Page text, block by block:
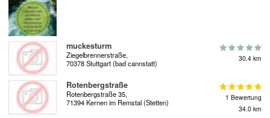
muckesturm
Ziegelbrennerstraße,
70378 Stuttgart (bad cannstatt)
30.4 km
Rotenbergstraße
Rotenbergstraße 35,
71394 Kernen im Remstal (Stetten)
1 Bewertung
34.0 km